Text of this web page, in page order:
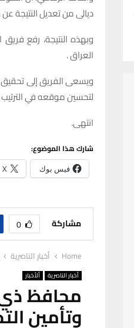
ديالى من تعديل النتيجة عن
العراق .
ويسعى الفريق إلى تحقيق
لتحسين موقعه في
انتهى.
شارك هذا الموضوع:
فيس بوك X
مشاركة 0
Home أخبار الناصرية
أخبار الناصرية ألأخبار
محافظ ذي
وتأمين